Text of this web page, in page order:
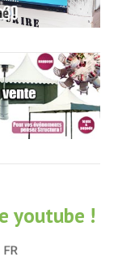
youtube !